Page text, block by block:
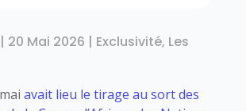
| 20 Mai 2026 | Exclusivité, Les
avait lieu le tirage au sort des